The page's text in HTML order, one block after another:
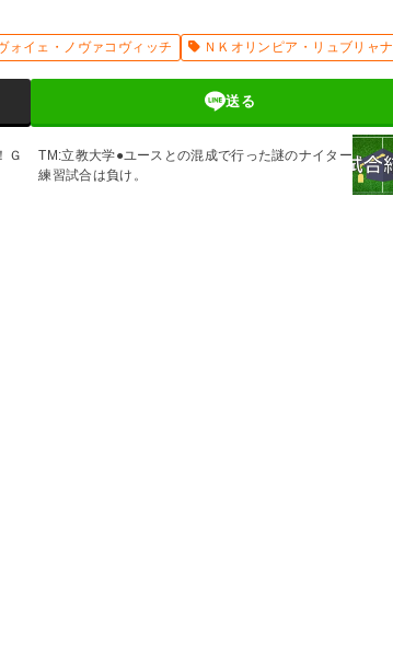
ォイェ・ノヴァコヴィッチ ＮＫオリンピア・リュブリャナ
送る
Ｇ
TM:立教大学●ユースとの混成で行った謎のナイター
練習試合は負け。